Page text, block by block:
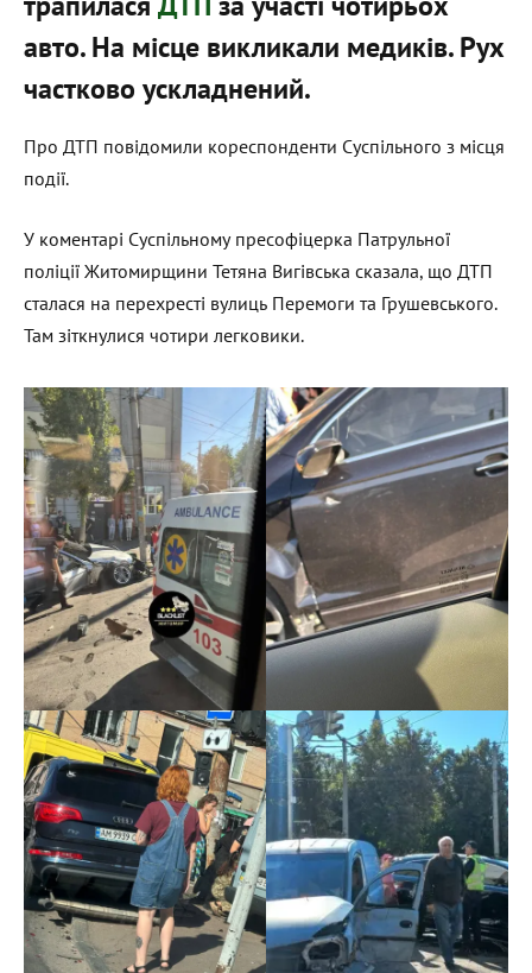
авто. На місце викликали медиків. Рух
частково ускладнений.
Про ДТП повідомили кореспонденти Суспільного з місця
події.
У коментарі Суспільному пресофіцерка Патрульної
поліції Житомирщини Тетяна Вигівська сказала, що ДТП
сталася на перехресті вулиць Перемоги та Грушевського.
Там зіткнулися чотири легковики.